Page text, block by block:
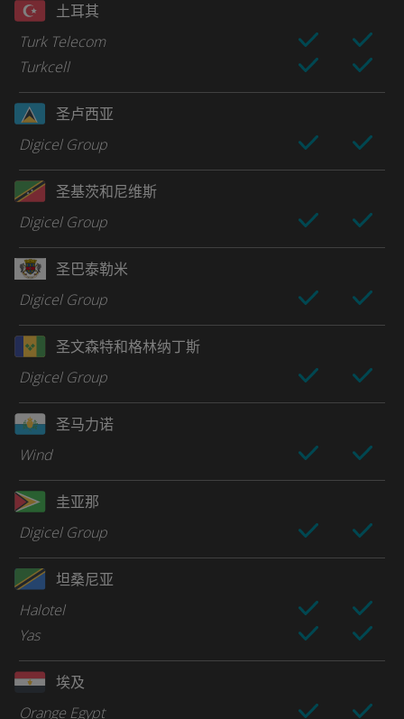
土耳其
Turk Telecom
Turkcell
圣卢西亚
Digicel Group
圣基茨和尼维斯
Digicel Group
圣巴泰勒米
Digicel Group
圣文森特和格林纳丁斯
Digicel Group
圣马力诺
Wind
圭亚那
Digicel Group
坦桑尼亚
Halotel
Yas
埃及
Orange Egypt